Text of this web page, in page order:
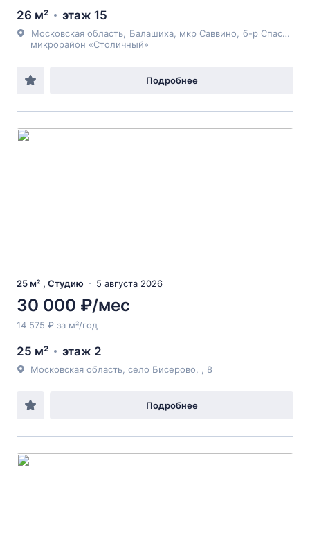
26 м² этаж 15
Московская область Балашиха , мкр Саввино, б-р Спасский
микрорайон «Столичный»
Подробнее
25 м² , Студию 5 августа 2026
30 000 ₽/мес
14 575 ₽ за м²/год
25 м² этаж 2
Московская область, село Бисерово, , 8
Подробнее